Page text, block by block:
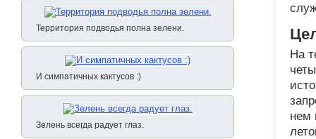
Территория подводья полна зелени.
И симпатичных кактусов :)
Зелень всегда радует глаз.
На
нем